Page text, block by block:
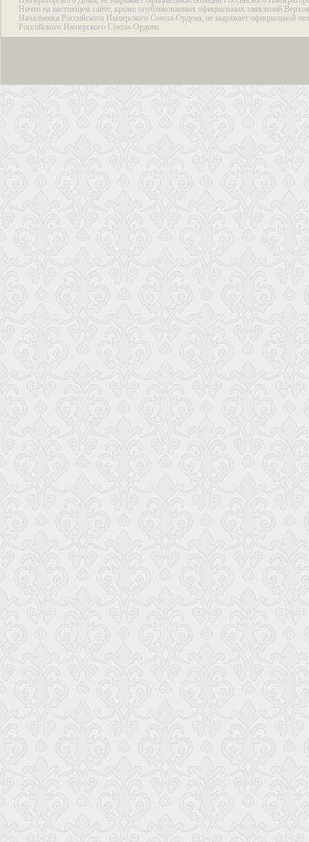
Ничто на настоящем сайте, кроме опубликованных официальных заявлений
Начальника Российского Имперского Союза-Ордена, не выражает официальной
Российского Имперского Союза-Ордена.